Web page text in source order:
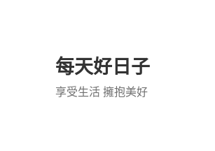
每天好日子
享受生活 擁抱美好